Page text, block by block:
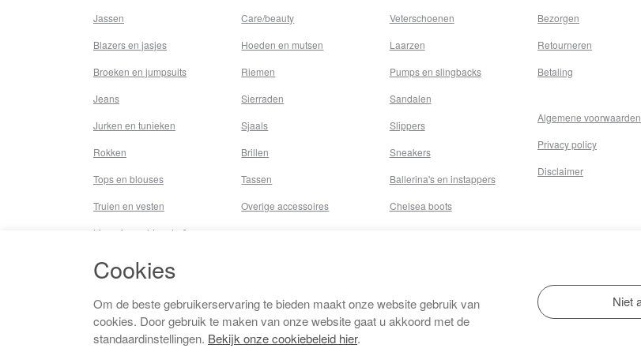
Jassen
Blazers en jasjes
Broeken en jumpsuits
Jeans
Jurken en tunieken
Rokken
Tops en blouses
Truien en vesten
Lingerie,nachtmode &
Badkleding
Beenmode
Vermaakkosten
Care/beauty
Hoeden en mutsen
Riemen
Sierraden
Sjaals
Brillen
Tassen
Overige accessoires
Veterschoenen
Laarzen
Pumps en slingbacks
Sandalen
Slippers
Sneakers
Ballerina's en instappers
Chelsea boots
Bezorgen
Retourneren
Betaling
Algemene voorwaarden
Privacy policy
Disclaimer
Cookies
Om de beste gebruikerservaring te bieden maakt onze website gebruik van
cookies. Door gebruik te maken van onze website gaat u akkoord met de
standaardinstellingen. Bekijk onze cookiebeleid hier.